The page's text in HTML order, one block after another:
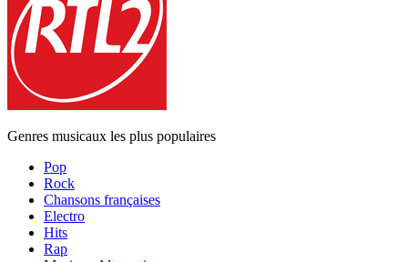
Genres musicaux les plus populaires
Pop
Rock
Chansons françaises
Electro
Hits
Rap